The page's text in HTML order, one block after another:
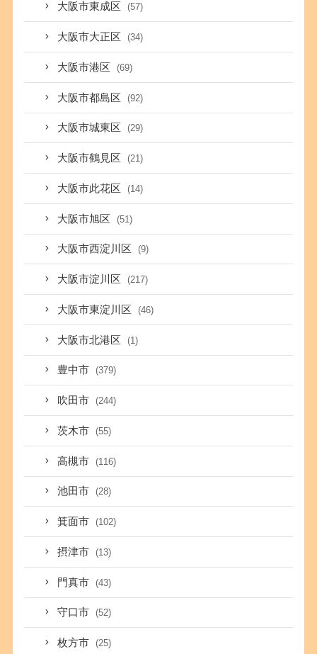
大阪市東成区 (57)
大阪市大正区 (34)
大阪市港区 (69)
大阪市都島区 (92)
大阪市城東区 (29)
大阪市鶴見区 (21)
大阪市此花区 (14)
大阪市旭区 (51)
大阪市西淀川区 (9)
大阪市淀川区 (217)
大阪市東淀川区 (46)
大阪市北港区 (1)
豊中市 (379)
吹田市 (244)
茨木市 (55)
高槻市 (116)
池田市 (28)
箕面市 (102)
摂津市 (13)
門真市 (43)
守口市 (52)
枚方市 (25)